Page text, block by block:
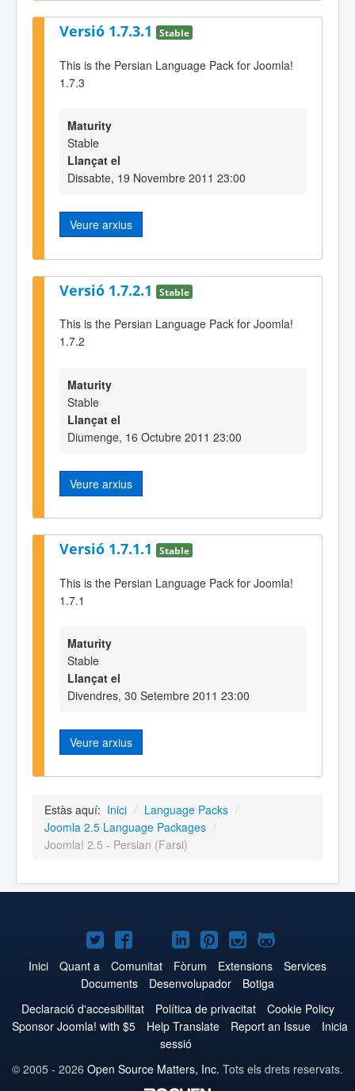
Versió 1.7.3.1 Stable
This is the Persian Language Pack for Joomla!
1.7.3
Maturity
Stable
Llançat el
Dissabte, 19 Novembre 2011 23:00
Veure arxius
Versió 1.7.2.1 Stable
This is the Persian Language Pack for Joomla!
1.7.2
Maturity
Stable
Llançat el
Diumenge, 16 Octubre 2011 23:00
Veure arxius
Versió 1.7.1.1 Stable
This is the Persian Language Pack for Joomla!
1.7.1
Maturity
Stable
Llançat el
Divendres, 30 Setembre 2011 23:00
Veure arxius
Estàs aquí: Inici / Language Packs /
Joomla 2.5 Language Packages /
Joomla! 2.5 - Persian (Farsi)
Joomla!
a
Twitter
Joomla!
a
Facebook
Joomla!
a
YouTube
Joomla!
a
LinkedIn
Joomla!
a
Pinterest
Joomla!
a
Instagram
Joomla!
a
GitHub
Inici Quant a Comunitat Fòrum Extensions
Services
Documents
Desenvolupador
Botiga
Declaració d'accesibilitat
Política de privacitat
Cookie Policy
Sponsor Joomla! with $5
Help Translate Report an Issue
Inicia
sessió
© 2005 - 2026 Open Source Matters, Inc. Tots els drets reservats.